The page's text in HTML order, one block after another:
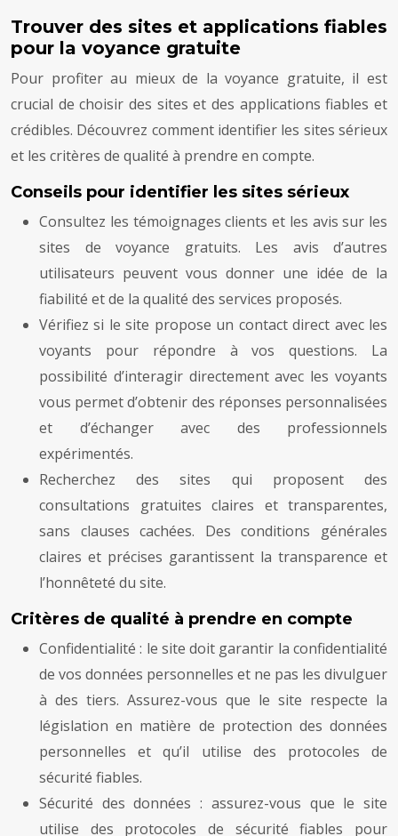
Trouver des sites et applications fiables
pour la voyance gratuite
Pour profiter au mieux de la voyance gratuite, il est
crucial de choisir des sites et des applications fiables et
crédibles. Découvrez comment identifier les sites sérieux
et les critères de qualité à prendre en compte.
Conseils pour identifier les sites sérieux
Consultez les témoignages clients et les avis sur les
sites de voyance gratuits. Les avis d’autres
utilisateurs peuvent vous donner une idée de la
fiabilité et de la qualité des services proposés.
Vérifiez si le site propose un contact direct avec les
voyants pour répondre à vos questions. La
possibilité d’interagir directement avec les voyants
vous permet d’obtenir des réponses personnalisées
et d’échanger avec des professionnels
expérimentés.
Recherchez des sites qui proposent des
consultations gratuites claires et transparentes,
sans clauses cachées. Des conditions générales
claires et précises garantissent la transparence et
l’honnêteté du site.
Critères de qualité à prendre en compte
Confidentialité : le site doit garantir la confidentialité
de vos données personnelles et ne pas les divulguer
à des tiers. Assurez-vous que le site respecte la
législation en matière de protection des données
personnelles et qu’il utilise des protocoles de
sécurité fiables.
Sécurité des données : assurez-vous que le site
utilise des protocoles de sécurité fiables pour